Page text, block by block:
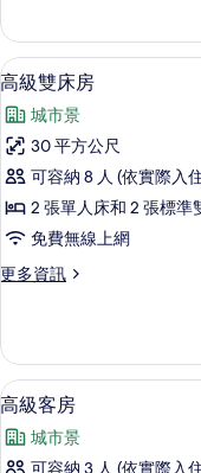
相
片
套
房
的
情
顯
示
高
級
雙
床
房
的
有
相
片
6
高級雙床房
城市景
30 平方公尺
可容納 8 人 (依實際入
2 張單人床和 2 張標準
免費無線上網
更多資訊
更
雙
床
房
詳
情
顯
示
高
6
高級客房
城市景
可容納 3 人 (依實際入